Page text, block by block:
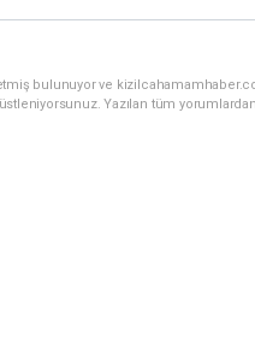
bulunuyor ve
üstleniyorsunuz. Yazılan tüm